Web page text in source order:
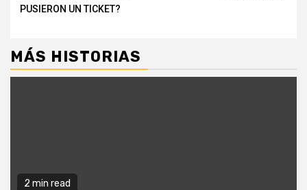
PUSIERON UN TICKET?
MÁS HISTORIAS
2 min read